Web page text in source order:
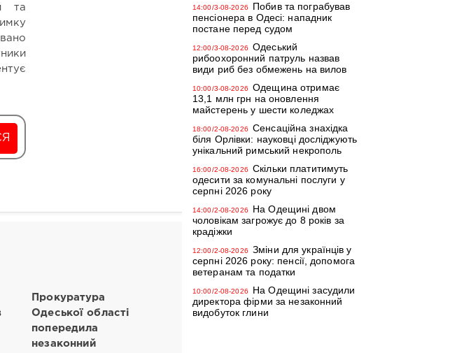
та
Прокуратура
Одеської області
попередила
незаконний
14:00/3-08-2026
Побив та пограбував
пенсіонера в Одесі: нападник
постане перед судом
12:00/3-08-2026
Одеський
рибоохоронний патруль назвав
види риб без обмежень на вилов
10:00/3-08-2026
Одещина отримає
13,1 млн грн на оновлення
майстерень у шести коледжах
18:00/2-08-2026
Сенсаційна знахідка
біля Орлівки: науковці досліджують
унікальний римський некрополь
16:00/2-08-2026
Скільки платитимуть
одесити за комунальні послуги у
серпні 2026 року
14:00/2-08-2026
На Одещині двом
чоловікам загрожує до 8 років за
крадіжки
12:00/2-08-2026
Зміни для українців у
серпні 2026 року: пенсії, допомога
ветеранам та податки
10:00/2-08-2026
На Одещині засудили
директора фірми за незаконний
видобуток глини